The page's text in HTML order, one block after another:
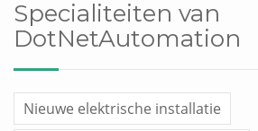
Specialiteiten van
DotNetAutomation
Nieuwe elektrische installatie